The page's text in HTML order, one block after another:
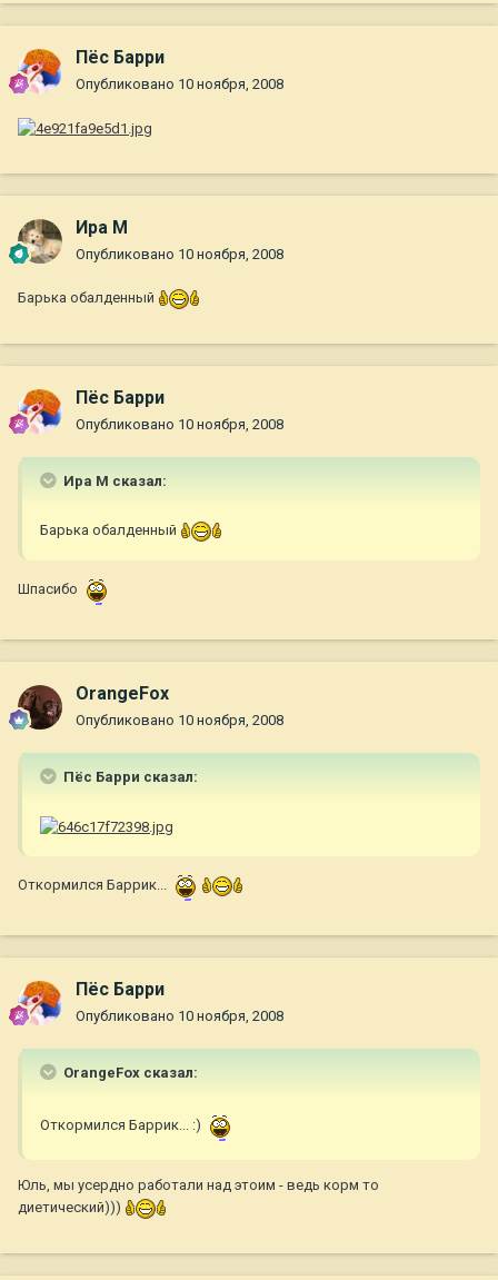
Пёс Барри
Опубликовано 10 ноября, 2008
Ира М
Опубликовано 10 ноября, 2008
Барька обалденный
Пёс Барри
Опубликовано 10 ноября, 2008
Ира М сказал:
Барька обалденный
Шпасибо
OrangeFox
Опубликовано 10 ноября, 2008
Пёс Барри сказал:
Откормился Баррик...
Пёс Барри
Опубликовано 10 ноября, 2008
OrangeFox сказал:
Откормился Баррик... :)
Юль, мы усердно работали над этоим - ведь корм то
диетический)))